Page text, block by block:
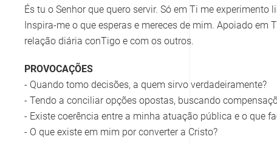
És tu o Senhor que quero servir. Só em Ti me
Inspira-me o que esperas e mereces de mim. Apoiado
relação diária conTigo e com os outros.
PROVOCAÇÕES
- Quando tomo decisões, a quem sirvo verdadeiramente?
- Tendo a conciliar opções opostas, buscando
- Existe coerência entre a minha atuação pública e o que
- O que existe em mim por converter a Cristo?